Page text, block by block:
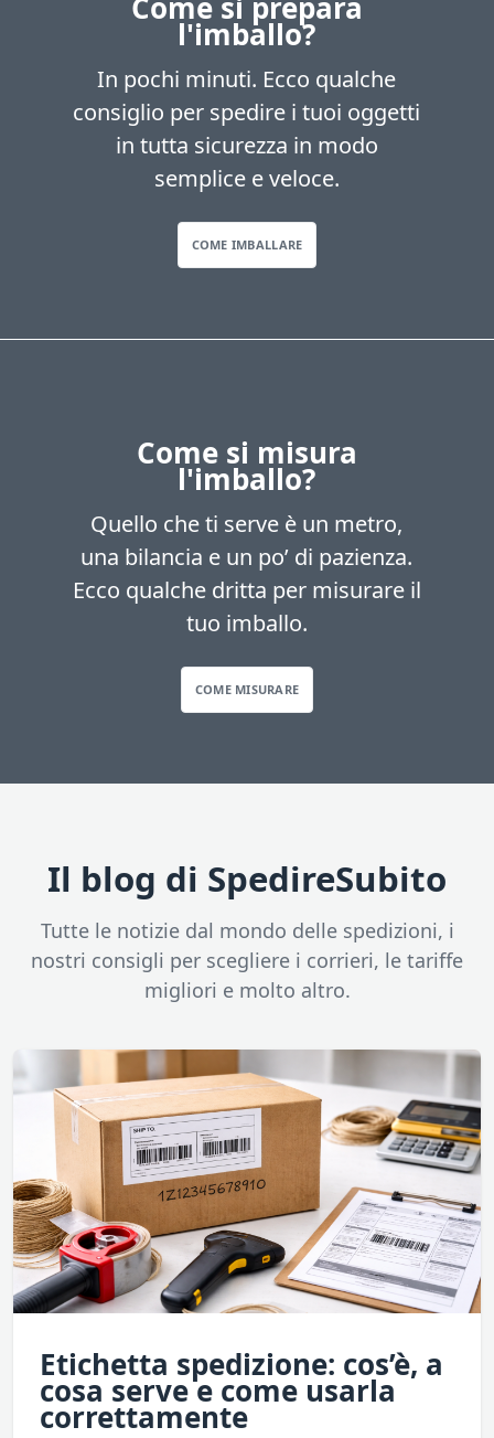
l'imballo?
In pochi minuti. Ecco qualche
consiglio per spedire i tuoi oggetti
in tutta sicurezza in modo
semplice e veloce.
COME IMBALLARE
Come si misura
l'imballo?
Quello che ti serve è un metro,
una bilancia e un po’ di pazienza.
Ecco qualche dritta per misurare il
tuo imballo.
COME MISURARE
Il blog di SpedireSubito
Tutte le notizie dal mondo delle spedizioni, i
nostri consigli per scegliere i corrieri, le tariffe
migliori e molto altro.
Etichetta spedizione: cos’è, a
cosa serve e come usarla
correttamente